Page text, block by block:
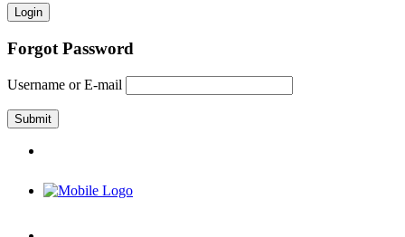
Forgot Password
Username or E-mail